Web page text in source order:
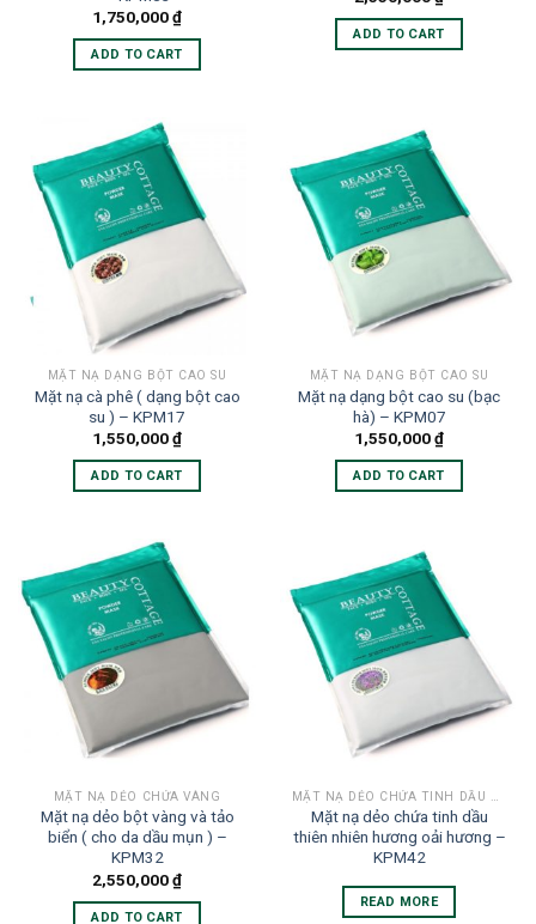
1,750,000₫
ADD TO CART
ADD TO CART
MẶT NẠ DẠNG BỘT CAO SU
Mặt nạ cà phê ( dạng bột cao
su ) – KPM17
1,550,000₫
ADD TO CART
MẶT NẠ DẠNG BỘT CAO SU
Mặt nạ dạng bột cao su (bạc
hà) – KPM07
1,550,000₫
ADD TO CART
MẶT NẠ DẺO CHỨA VÀNG
Mặt nạ dẻo bột vàng và tảo
biển ( cho da dầu mụn ) –
KPM32
2,550,000₫
ADD TO CART
Mặt nạ dẻo chứa tinh dầu
thiên nhiên hương oải hương –
KPM42
READ MORE